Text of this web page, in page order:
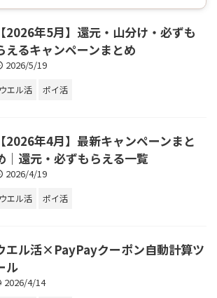
【2026年5月】還元・山分け・必ずも
えるキャンペーンまとめ
2026/5/19
ウエル活 ポイ活
【2026年4月】最新キャンペーンまと
｜還元・必ずもらえる一覧
2026/4/19
ウエル活 ポイ活
エル活×PayPayクーポン自動計算ツ
ル
2026/4/14